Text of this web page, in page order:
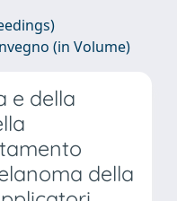
(in Volume)
e della
della